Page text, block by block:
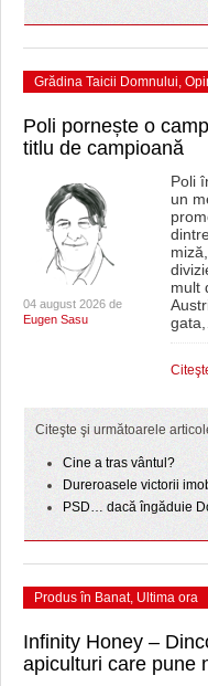
Grădina Taicii Domnului
Poli pornește o
titlu de campioană
04 august 2026 de
Eugen Sasu
Poli
un
mult
gata,
Citeşte şi următoarele
Cine a tras vântul?
Dureroasele victorii
PSD… dacă îngăduie
Produs în Banat, Ultima ora
Infinity Honey –
apiculturi care pune